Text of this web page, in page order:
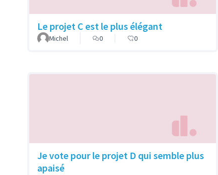
Le projet C est le plus élégant
Michel 0 0
Je vote pour le projet D qui semble plus
apaisé